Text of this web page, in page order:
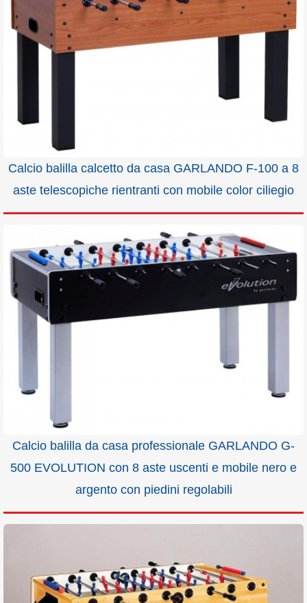
Calcio balilla calcetto da casa GARLANDO F-100 a 8
aste telescopiche rientranti con mobile color ciliegio
Calcio balilla da casa professionale GARLANDO G-
500 EVOLUTION con 8 aste uscenti e mobile nero e
argento con piedini regolabili